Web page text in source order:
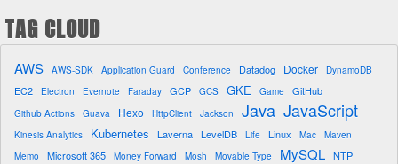
TAG CLOUD
AWS AWS-SDK Application Guard Conference Datadog Docker DynamoDB
EC2 Electron Evernote Faraday GCP GCS GKE Game GitHub
Github Actions Guava Hexo HttpClient Jackson Java JavaScript
Kinesis Analytics Kubernetes Laverna LevelDB Life Linux Mac
Maven
Memo
Microsoft 365 Money Forward Mosh Movable Type MySQL NTP